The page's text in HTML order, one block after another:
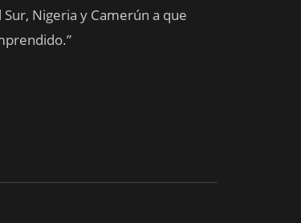
Nigeria y Camerún a que